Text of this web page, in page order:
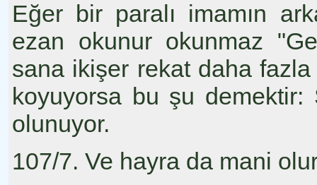
Eğer bir paralı imamın
ezan okunur okunmaz
sana ikişer rekat daha
koyuyorsa bu şu demektir:
olunuyor.
107/7. Ve hayra da mani